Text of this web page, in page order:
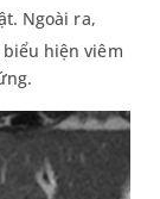
. Ngoài ra,
hiện viêm